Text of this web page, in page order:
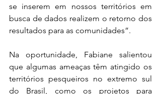
se inserem em nossos territórios em
busca de dados realizem o retorno dos
resultados para as comunidades”.
Na oportunidade, Fabiane salientou
que algumas ameaças têm atingido os
territórios pesqueiros no extremo sul
do Brasil, como os projetos para